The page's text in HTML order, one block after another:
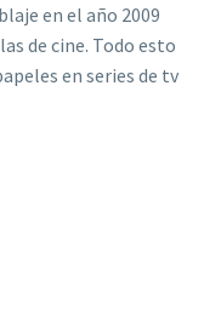
en el año 2009
de cine. Todo esto
en series de tv